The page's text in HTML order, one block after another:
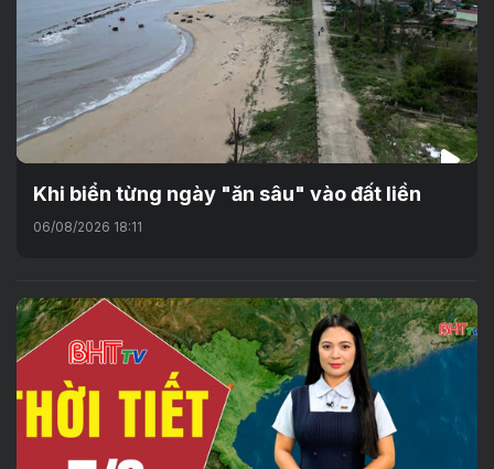
Khi biển từng ngày "ăn sâu" vào đất liền
06/08/2026 18:11